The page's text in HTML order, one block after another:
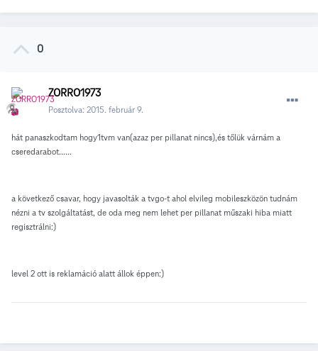
0
ZORRO1973
Posztolva: 2015. február 9.
hát panaszkodtam hogy1tvm van(azaz per pillanat nincs),és tőlük várnám a
cseredarabot......
a következő csavar, hogy javasolták a tvgo-t ahol elvileg mobileszközön tudnám
nézni a tv szolgáltatást, de oda meg nem lehet per pillanat műszaki hiba miatt
regisztrálni:)
level 2 ott is reklamáció alatt állok éppen:)